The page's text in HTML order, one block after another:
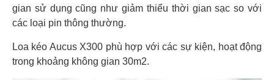
gian sử dụng cũng như giảm thiểu thời gian sạc so với
các loại pin thông thường.
Loa kéo Aucus X300 phù hợp với các sự kiện, hoạt động
trong khoảng không gian 30m2.